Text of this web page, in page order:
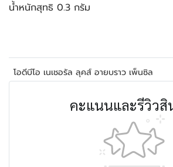
น้ำหนักสุทธิ 0.3 กรัม
โอดีบีโอ เนเชอรัล ลุคส์ อายบราว เพ็นซิล
คะแนนและรีวิวสิ